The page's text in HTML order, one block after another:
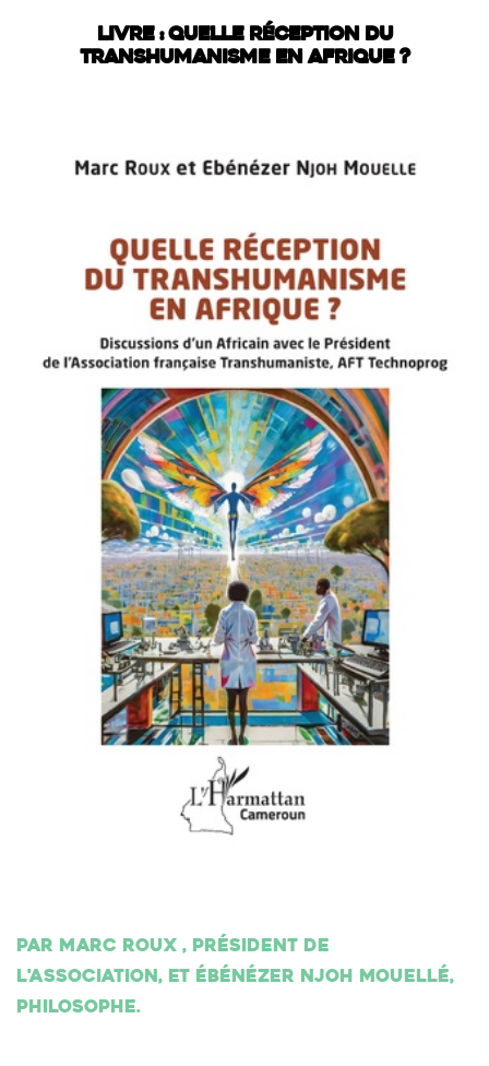
LIVRE : QUELLE RÉCEPTION DU
TRANSHUMANISME EN AFRIQUE ?
Par Marc Roux , président de
l'association, et Ébénézer Njoh Mouellé,
philosophe.